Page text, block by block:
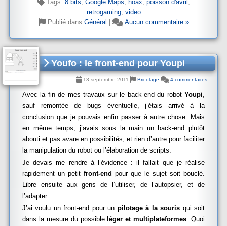
Tags: 8 bits, Google Maps, hoax, poisson d'avril ,
retrogaming, video
Publié dans Général Aucun commentaire »
Youfo : le front-end pour Youpi
13 septembre 2011 Bricolage 4 commentaires
Avec la fin de mes travaux sur le back-end du robot Youpi,
sauf remontée de bugs éventuelle, j’étais arrivé à la
conclusion que je pouvais enfin passer à autre chose. Mais
en même temps, j’avais sous la main un back-end plutôt
abouti et pas avare en possibilités, et rien d’autre pour faciliter
la manipulation du robot ou l’élaboration de scripts.
Je devais me rendre à l’évidence : il fallait que je réalise
rapidement un petit front-end pour que le sujet soit bouclé.
Libre ensuite aux gens de l’utiliser, de l’autopsier, et de
l’adapter.
J’ai voulu un front-end pour un pilotage à la souris qui soit
dans la mesure du possible léger et multiplateformes. Quoi